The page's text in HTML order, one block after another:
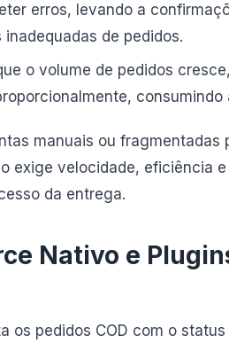
erros, levando a
de pedidos.
o volume de pedidos
consumindo
manuais ou fragmentadas
exige velocidade, eficiência
da entrega.
Nativo e
os pedidos COD com o status